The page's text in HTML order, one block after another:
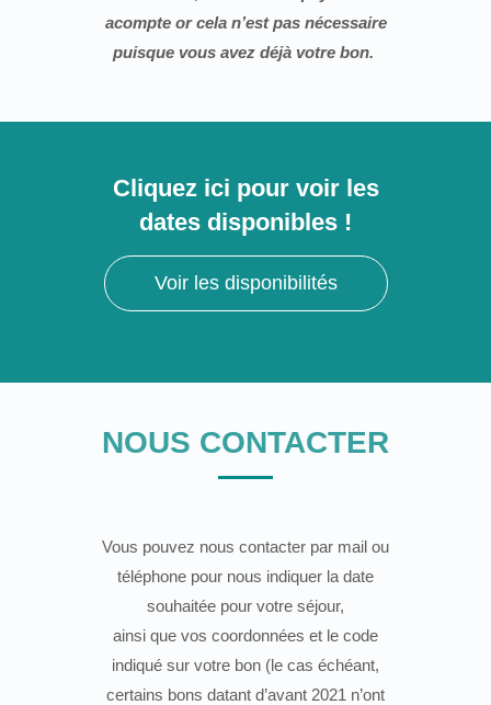
acompte or cela n’est pas nécessaire
puisque vous avez déjà votre bon.
Cliquez ici pour voir les
dates disponibles !
Voir les disponibilités
NOUS CONTACTER
Vous pouvez nous contacter par mail ou
téléphone pour nous indiquer la date
souhaitée pour votre séjour,
ainsi que vos coordonnées et le code
indiqué sur votre bon (le cas échéant,
certains bons datant d’avant 2021 n’ont